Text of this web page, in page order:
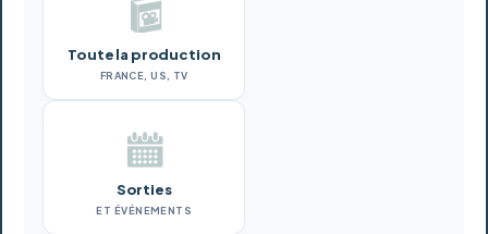
Toute la production
FRANCE, US, TV
Sorties
ET ÉVÉNEMENTS